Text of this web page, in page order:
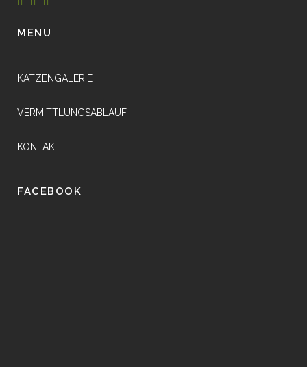
MENU
KATZENGALERIE
VERMITTLUNGSABLAUF
KONTAKT
FACEBOOK